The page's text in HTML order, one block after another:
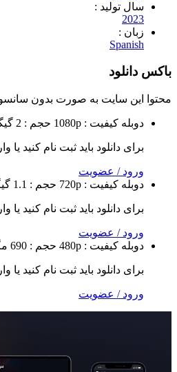
:
سایت به صورتبدون سانسورمی باشد
کیفیت : 1080p حجم : 2 گیگابایت
دانلود باید ثبت نام کنید یا وارد شوید
/ عضویت
کیفیت : 720p حجم : 1.1 گیگابایت
دانلود باید ثبت نام کنید یا وارد شوید
/ عضویت
کیفیت : 480p حجم : 690 مگابایت
دانلود باید ثبت نام کنید یا وارد شوید
/ عضویت